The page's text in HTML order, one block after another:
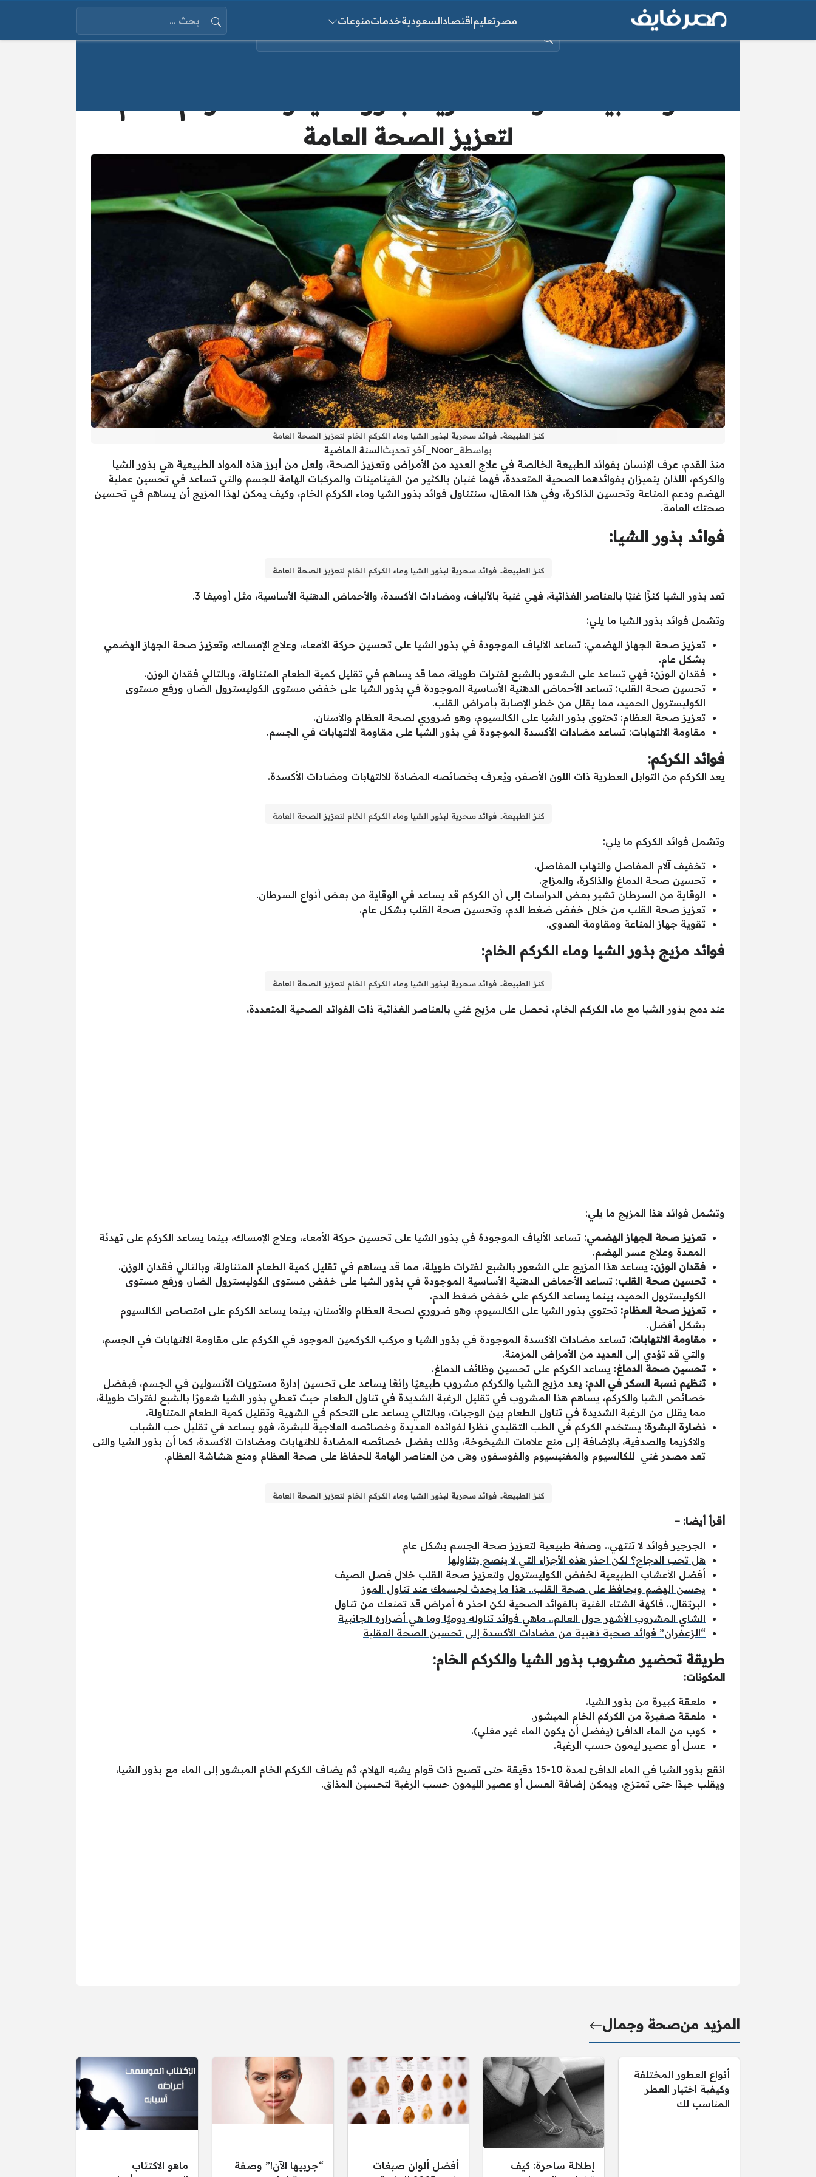
مصرتعليماقتصادالسعوديةخدماتمنوعات
البحث عن:
لتعزيز الصحة العامة
كنز الطبيعة.. فوائد سحرية لبذور الشيا وماء الكركم الخام لتعزيز الصحة العامة
بواسطة آخر تحديثالسنة الماضية
منذ القدم، عرف الإنسان بفوائد الطبيعة الخالصة في علاج العديد من الأمراض وتعزيز الصحة، ولعل من أبرز هذه المواد الطبيعية هي بذور الشيا
والكركم، اللذان يتميزان بفوائدهما الصحية المتعددة، فهما غنيان بالكثير من الفيتامينات والمركبات الهامة للجسم والتي تساعد في تحسين عملية
الهضم ودعم المناعة وتحسين الذاكرة، وفي هذا المقال، سنتناول فوائد بذور الشيا وماء الكركم الخام، وكيف يمكن لهذا المزيج أن يساهم في تحسين
صحتك العامة.
فوائد بذور الشيا:
كنز الطبيعة.. فوائد سحرية لبذور الشيا وماء الكركم الخام لتعزيز الصحة العامة
تعد بذور الشيا كنزًا غنيًا بالعناصر الغذائية، فهي غنية بالألياف، ومضادات الأكسدة، والأحماض الدهنية الأساسية، مثل أوميغا 3.
وتشمل فوائد بذور الشيا ما يلي:
تعزيز صحة الجهاز الهضمي: تساعد الألياف الموجودة في بذور الشيا على تحسين حركة الأمعاء، وعلاج الإمساك، وتعزيز صحة الجهاز الهضمي
بشكل عام.
فقدان الوزن: فهي تساعد على الشعور بالشبع لفترات طويلة، مما قد يساهم في تقليل كمية الطعام المتناولة، وبالتالي فقدان الوزن.
تحسين صحة القلب: تساعد الأحماض الدهنية الأساسية الموجودة في بذور الشيا على خفض مستوى الكوليسترول الضار، ورفع مستوى
الكوليسترول الحميد، مما يقلل من خطر الإصابة بأمراض القلب.
تعزيز صحة العظام: تحتوي بذور الشيا على الكالسيوم، وهو ضروري لصحة العظام والأسنان.
مقاومة الالتهابات: تساعد مضادات الأكسدة الموجودة في بذور الشيا على مقاومة الالتهابات في الجسم.
فوائد الكركم:
يعد الكركم من التوابل العطرية ذات اللون الأصفر، ويُعرف بخصائصه المضادة للالتهابات ومضادات الأكسدة.
كنز الطبيعة.. فوائد سحرية لبذور الشيا وماء الكركم الخام لتعزيز الصحة العامة
وتشمل فوائد الكركم ما يلي:
تخفيف آلام المفاصل والتهاب المفاصل.
تحسين صحة الدماغ والذاكرة، والمزاج.
الوقاية من السرطان تشير بعض الدراسات إلى أن الكركم قد يساعد في الوقاية من بعض أنواع السرطان.
تعزيز صحة القلب من خلال خفض ضغط الدم، وتحسين صحة القلب بشكل عام.
تقوية جهاز المناعة ومقاومة العدوى.
فوائد مزيج بذور الشيا وماء الكركم الخام:
كنز الطبيعة.. فوائد سحرية لبذور الشيا وماء الكركم الخام لتعزيز الصحة العامة
عند دمج بذور الشيا مع ماء الكركم الخام، نحصل على مزيج غني بالعناصر الغذائية ذات الفوائد الصحية المتعددة،
وتشمل فوائد هذا المزيج ما يلي:
تعزيز صحة الجهاز الهضمي: تساعد الألياف الموجودة في بذور الشيا على تحسين حركة الأمعاء، وعلاج الإمساك، بينما يساعد الكركم على تهدئة
المعدة وعلاج عسر الهضم.
فقدان الوزن: يساعد هذا المزيج على الشعور بالشبع لفترات طويلة، مما قد يساهم في تقليل كمية الطعام المتناولة، وبالتالي فقدان الوزن.
تحسين صحة القلب: تساعد الأحماض الدهنية الأساسية الموجودة في بذور الشيا على خفض مستوى الكوليسترول الضار، ورفع مستوى
الكوليسترول الحميد، بينما يساعد الكركم على خفض ضغط الدم.
تعزيز صحة العظام: تحتوي بذور الشيا على الكالسيوم، وهو ضروري لصحة العظام والأسنان، بينما يساعد الكركم على امتصاص الكالسيوم
بشكل أفضل.
مقاومة الالتهابات: تساعد مضادات الأكسدة الموجودة في بذور الشيا و مركب الكركمين الموجود في الكركم على مقاومة الالتهابات في الجسم،
والتي قد تؤدي إلى العديد من الأمراض المزمنة.
تحسين صحة الدماغ: يساعد الكركم على تحسين وظائف الدماغ.
تنظيم نسبة السكر في الدم: يعد مزيج الشيا والكركم مشروب طبيعيًا رائعًا يساعد على تحسين إدارة مستويات الأنسولين في الجسم، فبفضل
خصائص الشيا والكركم، يساهم هذا المشروب في تقليل الرغبة الشديدة في تناول الطعام حيث تعطي بذور الشيا شعورًا بالشبع لفترات طويلة،
مما يقلل من الرغبة الشديدة في تناول الطعام بين الوجبات، وبالتالي يساعد على التحكم في الشهية وتقليل كمية الطعام المتناولة.
نضارة البشرة: يستخدم الكركم في الطب التقليدي نظرا لفوائده العديدة وخصائصه العلاجية للبشرة، فهو يساعد في تقليل حب الشباب
والاكزيما والصدفية، بالإضافة إلى منع علامات الشيخوخة، وذلك بفضل خصائصه المضادة للالتهابات ومضادات الأكسدة، كما أن بذور الشيا والتى
تعد مصدر غني للكالسيوم والمغنيسيوم والفوسفور، وهى من العناصر الهامة للحفاظ على صحة العظام ومنع هشاشة العظام.
كنز الطبيعة.. فوائد سحرية لبذور الشيا وماء الكركم الخام لتعزيز الصحة العامة
أقرأ أيضا: –
الجرجير فوائد لا تنتهي.. وصفة طبيعية لتعزيز صحة الجسم بشكل عام
هل تحب الدجاج؟ لكن احذر هذه الأجزاء التي لا ينصح بتناولها
أفضل الأعشاب الطبيعية لخفض الكوليسترول ولتعزيز صحة القلب خلال فصل الصيف
يحسن الهضم ويحافظ على صحة القلب.. هذا ما يحدث لجسمك عند تناول الموز
البرتقال.. فاكهة الشتاء الغنية بالفوائد الصحية لكن احذر 6 أمراض قد تمنعك من تناول
الشاي المشروب الأشهر حول العالم.. ماهي فوائد تناوله يوميًا وما هي أضراره الجانبية
“الزعفران” فوائد صحية ذهبية من مضادات الأكسدة إلى تحسين الصحة العقلية
طريقة تحضير مشروب بذور الشيا والكركم الخام:
المكونات:
ملعقة كبيرة من بذور الشيا.
ملعقة صغيرة من الكركم الخام المبشور.
كوب من الماء الدافئ (يفضل أن يكون الماء غير مغلي).
عسل أو عصير ليمون حسب الرغبة.
انقع بذور الشيا في الماء الدافئ لمدة 10-15 دقيقة حتى تصبح ذات قوام يشبه الهلام، ثم يضاف الكركم الخام المبشور إلى الماء مع بذور الشيا،
ويقلب جيدًا حتى تمتزج، ويمكن إضافة العسل أو عصير الليمون حسب الرغبة لتحسين المذاق.
المزيد منصحة وجمال
أنواع العطور المختلفة
وكيفية اختيار العطر
المناسب لك
إطلالة ساحرة: كيف
أفضل ألوان صبغات
“جربيها الآن!” وصفة
ماهو الاكتئاب